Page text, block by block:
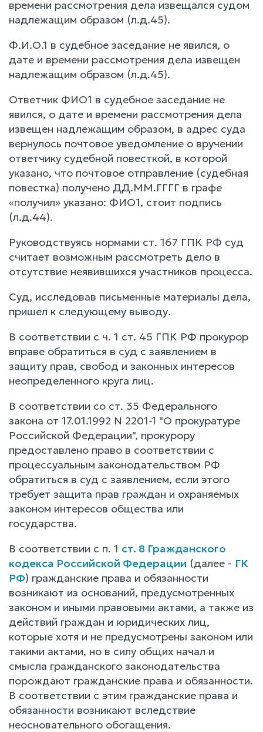
времени рассмотрения дела извещался судом
надлежащим образом (л.д.45).
Ф.И.О.1 в судебное заседание не явился, о
дате и времени рассмотрения дела извещен
надлежащим образом (л.д.45).
Ответчик ФИО1 в судебное заседание не
явился, о дате и времени рассмотрения дела
извещен надлежащим образом, в адрес суда
вернулось почтовое уведомление о вручении
ответчику судебной повесткой, в которой
указано, что почтовое отправление (судебная
повестка) получено ДД.ММ.ГГГГ в графе
«получил» указано: ФИО1, стоит подпись
(л.д.44).
Руководствуясь нормами ст. 167 ГПК РФ суд
считает возможным рассмотреть дело в
отсутствие неявившихся участников процесса.
Суд, исследовав письменные материалы дела,
пришел к следующему выводу.
В соответствии с ч. 1 ст. 45 ГПК РФ прокурор
вправе обратиться в суд с заявлением в
защиту прав, свобод и законных интересов
неопределенного круга лиц.
В соответствии со ст. 35 Федерального
закона от 17.01.1992 N 2201-1 "О прокуратуре
Российской Федерации", прокурору
предоставлено право в соответствии с
процессуальным законодательством РФ
обратиться в суд с заявлением, если этого
требует защита прав граждан и охраняемых
законом интересов общества или
государства.
В соответствии с п. 1 ст. 8 Гражданского
кодекса Российской Федерации (далее - ГК
РФ) гражданские права и обязанности
возникают из оснований, предусмотренных
законом и иными правовыми актами, а также из
действий граждан и юридических лиц,
которые хотя и не предусмотрены законом или
такими актами, но в силу общих начал и
смысла гражданского законодательства
порождают гражданские права и обязанности.
В соответствии с этим гражданские права и
обязанности возникают вследствие
неосновательного обогащения.